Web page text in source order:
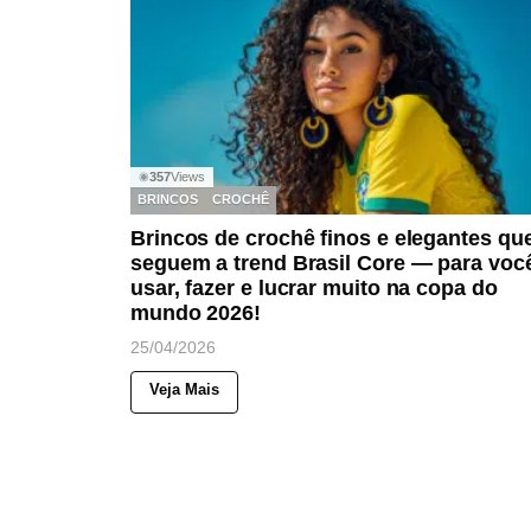
◉357Views
BRINCOS
CROCHÊ
Brincos de crochê finos e elegantes
seguem a trend Brasil Core — para
usar, fazer e lucrar muito na copa do
mundo 2026!
25/04/2026
Veja Mais